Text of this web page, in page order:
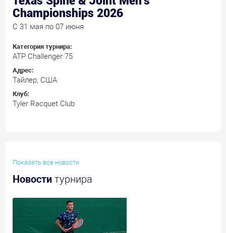
Championships 2026
C 31 мая по 07 июня
Категория турнира:
ATP Challenger 75
Адрес:
Тайлер, США
Клуб:
Tyler Racquet Club
Показать все новости
Новости турнира